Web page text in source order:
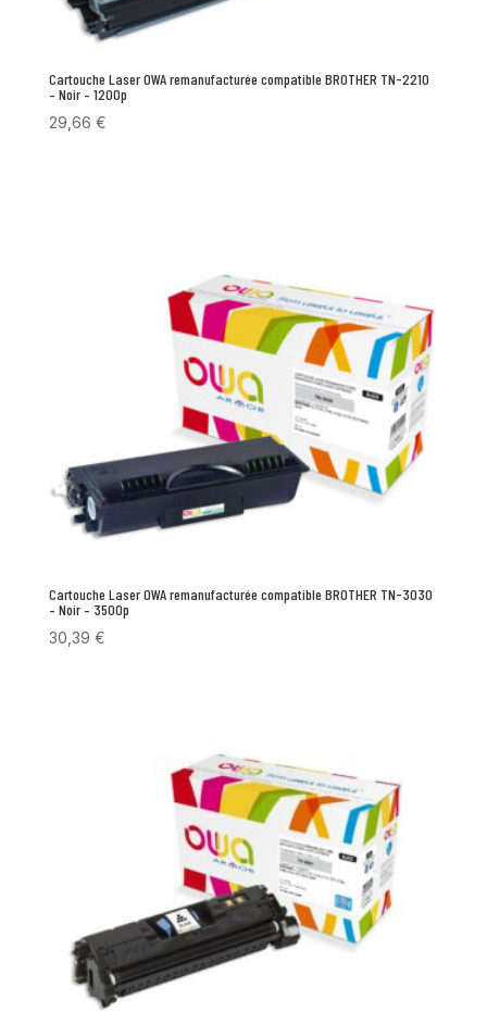
Cartouche Laser OWA remanufacturée compatible BROTHER TN-2210
– Noir – 1200p
29,66 €
Cartouche Laser OWA remanufacturée compatible BROTHER TN-3030
– Noir – 3500p
30,39 €